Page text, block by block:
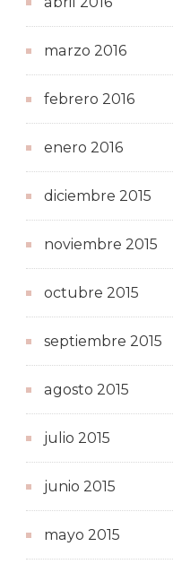
marzo 2016
febrero 2016
enero 2016
diciembre 2015
noviembre 2015
octubre 2015
septiembre 2015
agosto 2015
julio 2015
junio 2015
mayo 2015